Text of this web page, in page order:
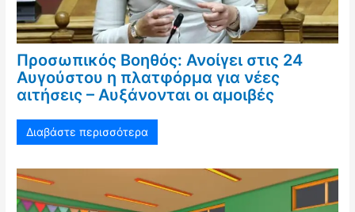
Προσωπικός Βοηθός: Ανοίγει στις 24
Αυγούστου η πλατφόρμα για νέες
αιτήσεις – Αυξάνονται οι αμοιβές
Διαβάστε περισσότερα